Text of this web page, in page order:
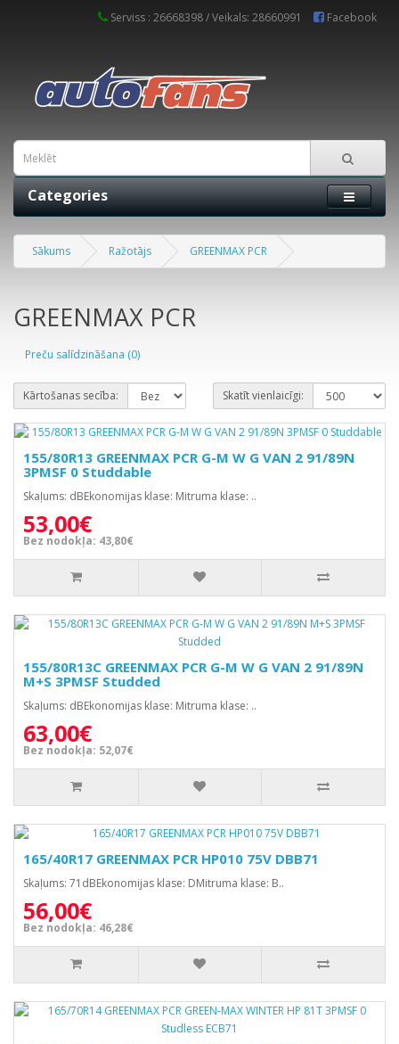
Serviss : 26668398 / Veikals: 28660991 Facebook
Categories
Sākums Ražotājs GREENMAX PCR
GREENMAX PCR
Preču salīdzināšana (0)
Kārtošanas secība: Skatīt vienlaicīgi:
155/80R13 GREENMAX PCR G-M W G VAN 2 91/89N
3PMSF 0 Studdable
Skaļums: dBEkonomijas klase: Mitruma klase: ..
53,00€
Bez nodokļa: 43,80€
155/80R13C GREENMAX PCR G-M W G VAN 2 91/89N
M+S 3PMSF Studded
Skaļums: dBEkonomijas klase: Mitruma klase: ..
63,00€
Bez nodokļa: 52,07€
165/40R17 GREENMAX PCR HP010 75V DBB71
Skaļums: 71dBEkonomijas klase: DMitruma klase: B..
56,00€
Bez nodokļa: 46,28€